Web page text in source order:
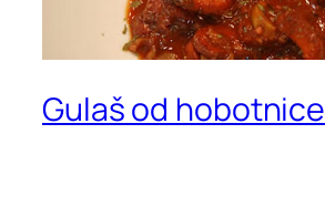
Gulaš od hobotnice